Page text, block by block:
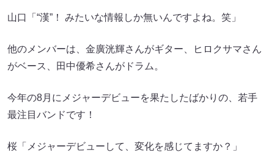
山口「“漢”！ みたいな情報しか無いんですよね。笑」
他のメンバーは、金廣洸輝さんがギター、ヒロクサマさん
がベース、田中優希さんがドラム。
今年の8月にメジャーデビューを果たしたばかりの、若手
最注目バンドです！
桜「メジャーデビューして、変化を感じてますか？」